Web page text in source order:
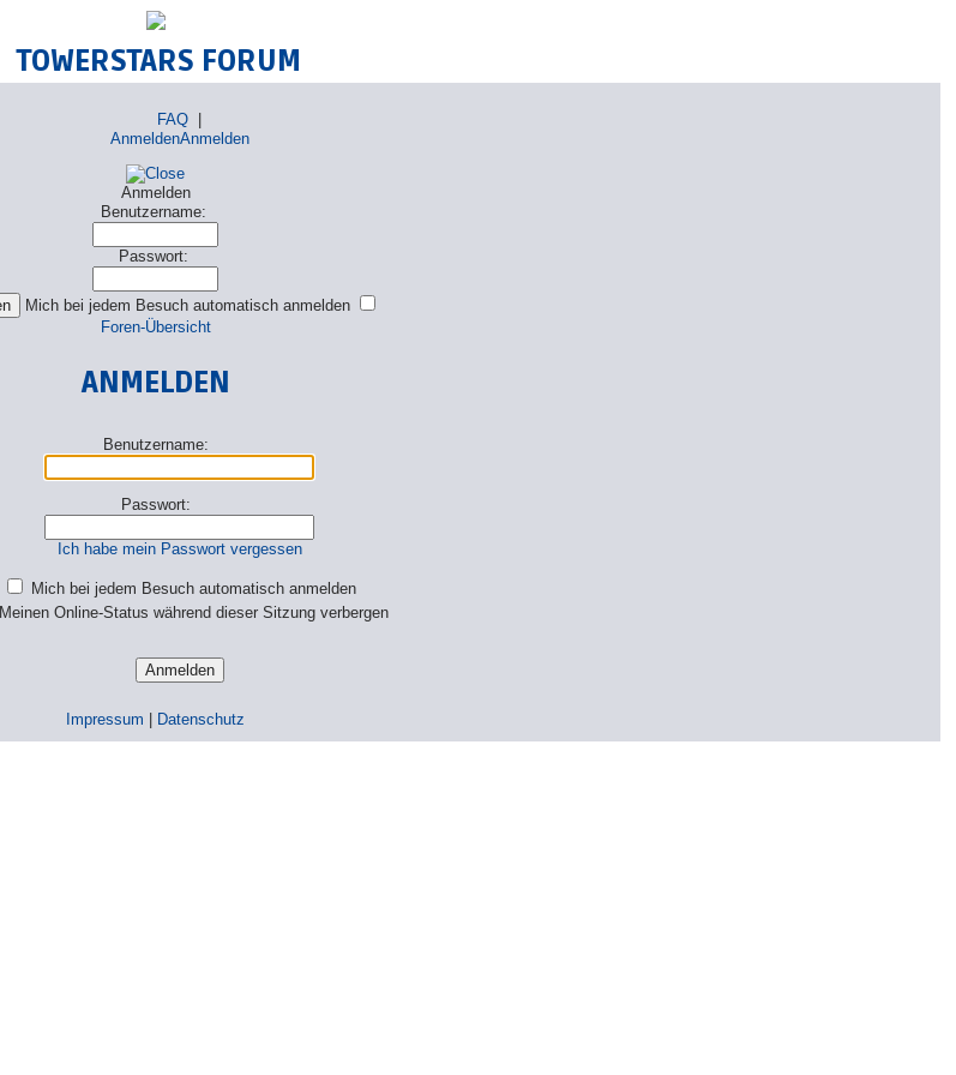
TOWERSTARS FORUM
FAQ |
AnmeldenAnmelden
Anmelden
Benutzername:
Passwort:
Mich bei jedem Besuch automatisch anmelden
Foren-Übersicht
ANMELDEN
Benutzername:
Passwort:
Ich habe mein Passwort vergessen
Mich bei jedem Besuch automatisch anmelden
Meinen Online-Status während dieser Sitzung verbergen
Impressum Datenschutz